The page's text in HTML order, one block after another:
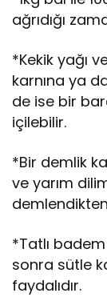
ağrıdığı
*Kekik yağı
karnına ya
de ise bir
içilebilir.
*Bir demlik
ve yarım
*Tatlı
sonra sütle
faydalıdır.